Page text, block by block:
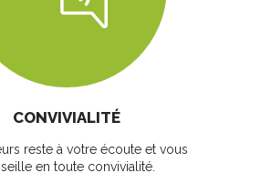
CONVIVIALITÉ
reste à votre écoute et vous
en toute convivialité.